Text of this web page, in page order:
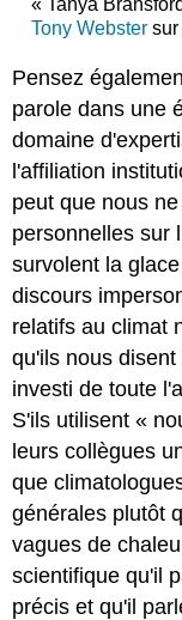
« Tanya
Tony Webstersur
Pensez
parole dans une
domaine
l'affiliation
peut que nous
personnelles sur
survolent la
discours
relatifs au climat
qu'ils nous
investi de toute
S'ils utilisent «
leurs collègues
que
générales plutôt
vagues de
scientifique qu'il
précis et qu'il